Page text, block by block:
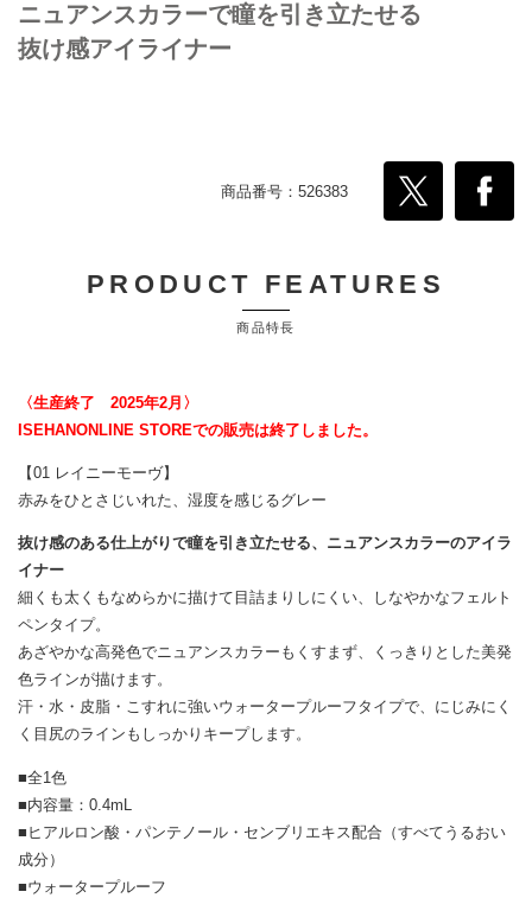
ニュアンスカラーで瞳を引き立たせる
抜け感アイライナー
商品番号：526383
PRODUCT FEATURES
商品特長
〈生産終了 2025年2月〉
ISEHANONLINE STOREでの販売は終了しました。
【01 レイニーモーヴ】
赤みをひとさじいれた、湿度を感じるグレー
抜け感のある仕上がりで瞳を引き立たせる、ニュアンスカラーのアイラ
イナー
細くも太くもなめらかに描けて目詰まりしにくい、しなやかなフェルト
ペンタイプ。
あざやかな高発色でニュアンスカラーもくすまず、くっきりとした美発
色ラインが描けます。
汗・水・皮脂・こすれに強いウォータープルーフタイプで、にじみにく
く目尻のラインもしっかりキープします。
■全1色
■内容量：0.4mL
■ヒアルロン酸・パンテノール・センブリエキス配合（すべてうるおい
成分）
■ウォータープルーフ